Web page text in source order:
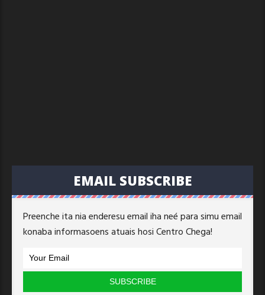
EMAIL SUBSCRIBE
Preenche ita nia enderesu email iha neé para simu email
konaba informasoens atuais hosi Centro Chega!